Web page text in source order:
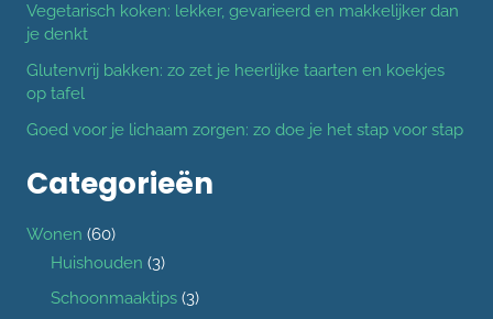
Vegetarisch koken: lekker, gevarieerd en makkelijker dan
je denkt
Glutenvrij bakken: zo zet je heerlijke taarten en koekjes
op tafel
Goed voor je lichaam zorgen: zo doe je het stap voor stap
Categorieën
Wonen (60)
Huishouden (3)
Schoonmaaktips(3)